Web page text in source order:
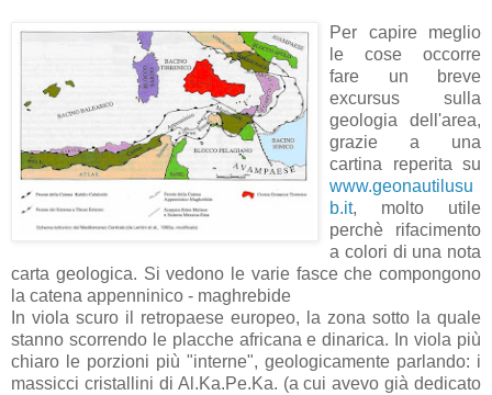
Per capire meglio
le cose occorre
fare un breve
excursus sulla
geologia dell'area,
grazie a una
cartina reperita su
www.geonautilusu
b.it, molto utile
perchè rifacimento
a colori di una nota
carta geologica. Si vedono le varie fasce che compongono
la catena appenninico - maghrebide
In viola scuro il retropaese europeo, la zona sotto la quale
stanno scorrendo le placche africana e dinarica. In viola più
chiaro le porzioni più "interne", geologicamente parlando: i
massicci cristallini di Al.Ka.Pe.Ka. (a cui avevo già dedicato